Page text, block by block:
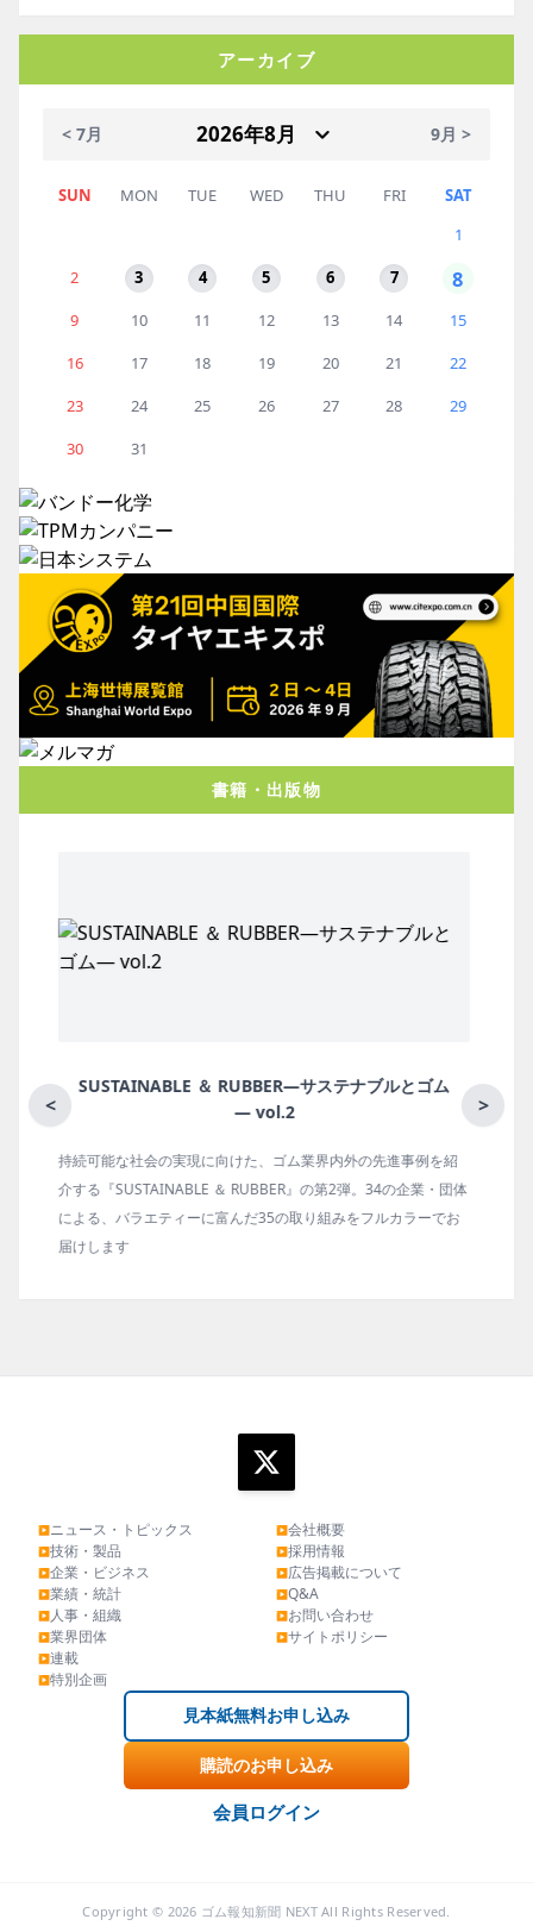
アーカイブ
< 7月 9月 >
SUN MON TUE WED THU FRI
SAT
1
2
3 4 5 6 7 8
9 10 11 12 13 14
15
16
17 18 19 20 21
22
23
24 25 26 27 28
29
30
31
書籍・出版物
< >
月刊ラバーインダストリー／単品
ゴム報知新聞の姉妹誌。ゴム・エラストマー製品・市場分野別
の動向、新製品・技術、原材料動向、設備・機械の紹介、イン
タビュー、海外企業情報、統計などをコンパクトに掲載してい
▶ニュース・トピックス
▶技術・製品
▶企業・ビジネス
▶業績・統計
▶人事・組織
▶業界団体
▶連載
▶特別企画
▶会社概要
▶採用情報
▶広告掲載について
▶Q&A
▶お問い合わせ
▶サイトポリシー
見本紙無料お申し込み
購読のお申し込み
会員ログイン
Copyright © 2026 ゴム報知新聞 NEXT All Rights Reserved.